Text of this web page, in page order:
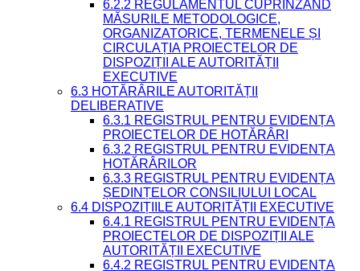
6.2.2 REGULAMENTUL CUPRINZÂND
MĂSURILE METODOLOGICE,
ORGANIZATORICE, TERMENELE ȘI
CIRCULAȚIA PROIECTELOR DE
DISPOZIȚII ALE AUTORITĂȚII
EXECUTIVE
6.3 HOTĂRÂRILE AUTORITĂȚII
DELIBERATIVE
6.3.1 REGISTRUL PENTRU EVIDENȚA
PROIECTELOR DE HOTĂRÂRI
6.3.2 REGISTRUL PENTRU EVIDENȚA
HOTĂRÂRILOR
6.3.3 REGISTRUL PENTRU EVIDENȚA
ȘEDINȚELOR CONSILIULUI LOCAL
6.4 DISPOZIȚIILE AUTORITĂȚII EXECUTIVE
6.4.1 REGISTRUL PENTRU EVIDENȚA
PROIECTELOR DE DISPOZIȚII ALE
AUTORITĂȚII EXECUTIVE
6.4.2 REGISTRUL PENTRU EVIDENȚA